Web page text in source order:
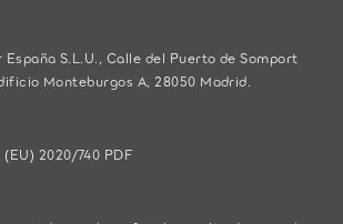
S.L.U., Calle del Puerto de Somport
Monteburgos A, 28050 Madrid.
(EU) 2020/740 PDF